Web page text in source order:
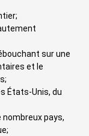
sur une
et le
États-Unis, du
nombreux pays,